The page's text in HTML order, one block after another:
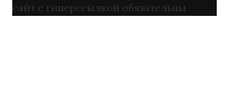
сайт с гиперссылкой обязательны